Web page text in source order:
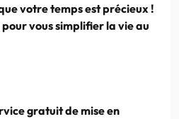
votre temps est précieux !
vous simplifier la vie au
gratuit de mise en